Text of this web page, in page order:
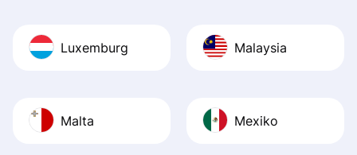
Luxemburg Malaysia
Malta Mexiko